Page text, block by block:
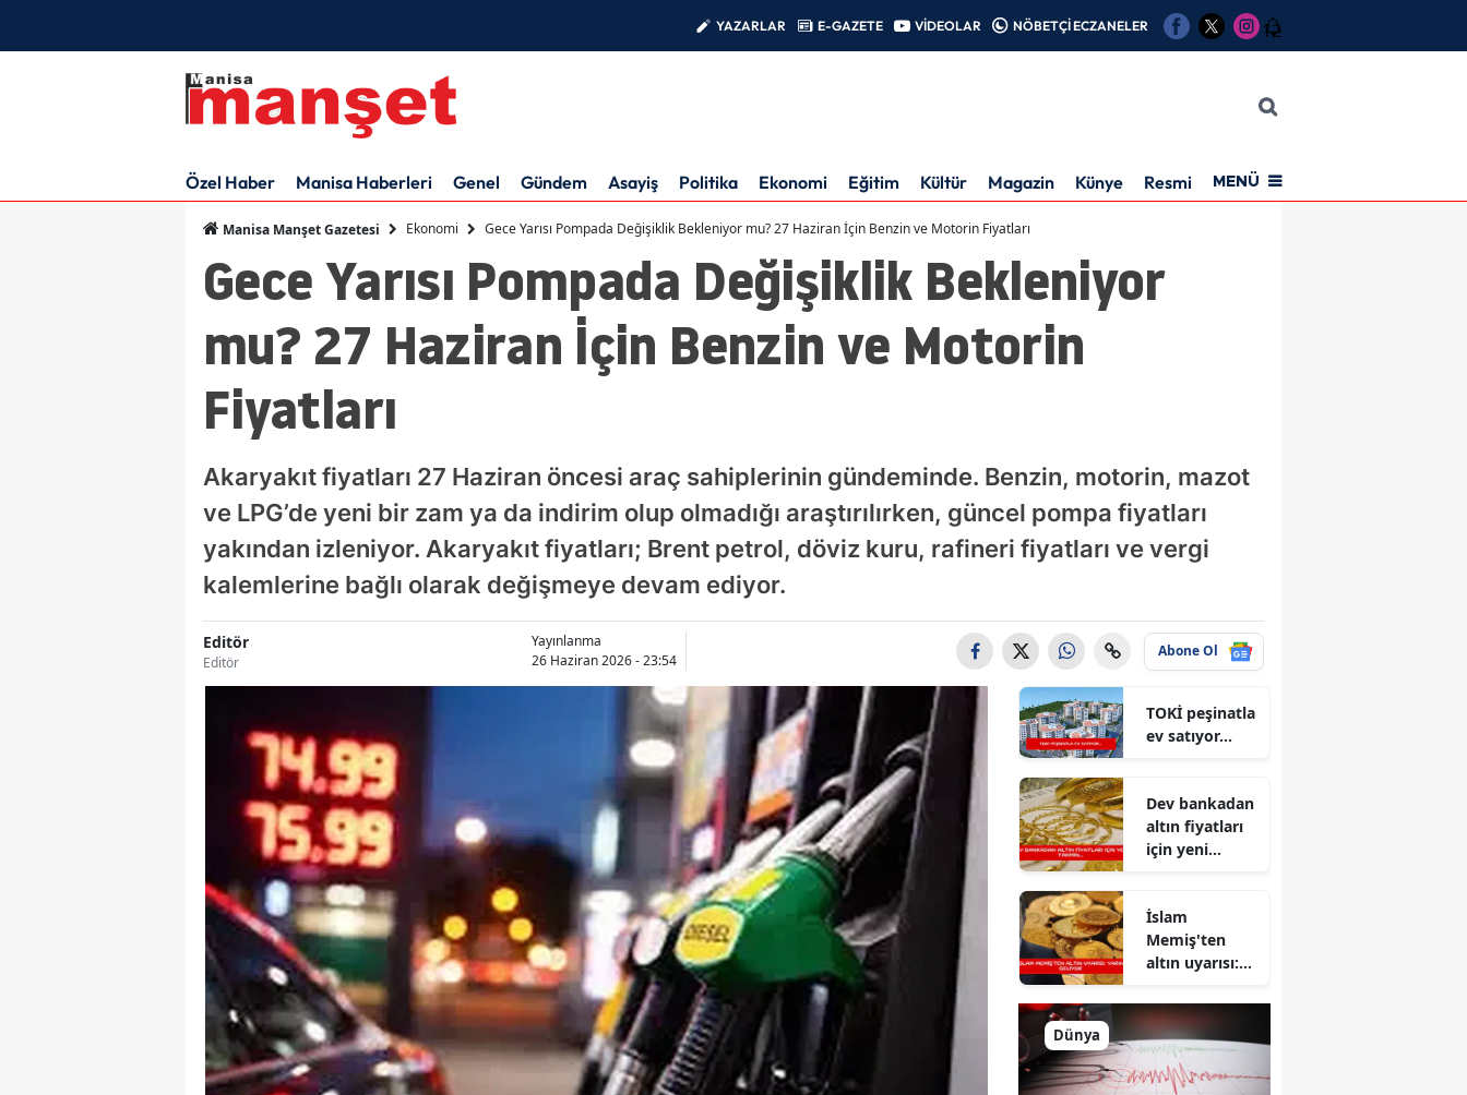
YAZARLAR E-GAZETE VİDEOLAR NÖBETÇİ ECZANELER 12
Özel Haber Manisa Haberleri Genel Gündem Asayiş Politika Ekonomi Eğitim Kültür Magazin Künye Resmi İlanMENÜ
Manisa Manşet Gazetesi Ekonomi Gece Yarısı Pompada Değişiklik Bekleniyor mu? 27 Haziran İçin Benzin ve Motorin Fiyatları
Gece Yarısı Pompada Değişiklik Bekleniyor
mu? 27 Haziran İçin Benzin ve Motorin
Fiyatları
Akaryakıt fiyatları 27 Haziran öncesi araç sahiplerinin gündeminde. Benzin, motorin, mazot
ve LPG’de yeni bir zam ya da indirim olup olmadığı araştırılırken, güncel pompa fiyatları
yakından izleniyor. Akaryakıt fiyatları; Brent petrol, döviz kuru, rafineri fiyatları ve vergi
kalemlerine bağlı olarak değişmeye devam ediyor.
Editör
Editör
Yayınlanma
26 Haziran 2026 - 23:54
Abone Ol
TOKİ peşinatla
ev satıyor...
Dev bankadan
altın fiyatları
için yeni
İslam
Memiş'ten
altın uyarısı:
Dünya